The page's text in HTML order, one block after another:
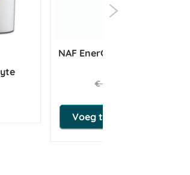
NAF EnerG Shot 30 ml THT 31-
€ 12,95
Voeg toe aan winkeltas